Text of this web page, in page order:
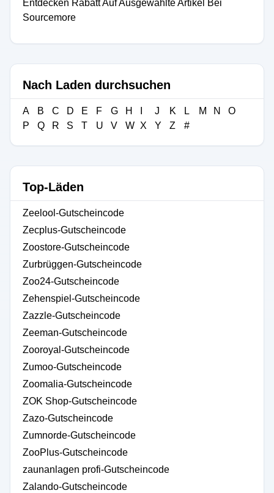
Entdecken Rabatt Auf Ausgewählte Artikel Bei
Sourcemore
Nach Laden durchsuchen
A B C D E F G H J K L M N
O
P
Q R S T U V W X Y Z #
Top-Läden
Zeelool-Gutscheincode
Zecplus-Gutscheincode
Zoostore-Gutscheincode
Zurbrüggen-Gutscheincode
Zoo24-Gutscheincode
Zehenspiel-Gutscheincode
Zazzle-Gutscheincode
Zeeman-Gutscheincode
Zooroyal-Gutscheincode
Zumoo-Gutscheincode
Zoomalia-Gutscheincode
ZOK Shop-Gutscheincode
Zazo-Gutscheincode
Zumnorde-Gutscheincode
ZooPlus-Gutscheincode
zaunanlagen profi-Gutscheincode
Zalando-Gutscheincode